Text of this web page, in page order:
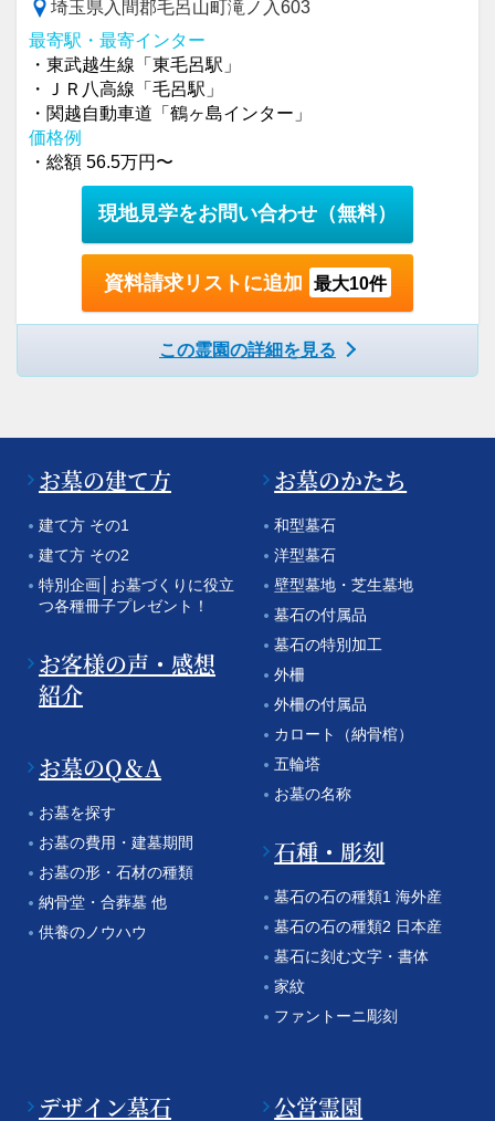
埼玉県入間郡毛呂山町滝ノ入603
最寄駅・最寄インター
・東武越生線「東毛呂駅」
・ＪＲ八高線「毛呂駅」
・関越自動車道「鶴ヶ島インター」
価格例
・総額 56.5万円〜
現地見学をお問い合わせ （無料）
資料請求リストに追加 最大10件
この霊園の詳細を見る
お墓の建て方
建て方 その1
建て方 その2
特別企画│お墓づくりに役立
つ各種冊子プレゼント！
お客様の声・感想
紹介
お墓のQ＆A
お墓を探す
お墓の費用・建墓期間
お墓の形・石材の種類
納骨堂・合葬墓 他
供養のノウハウ
お墓のかたち
和型墓石
洋型墓石
壁型墓地・芝生墓地
墓石の付属品
墓石の特別加工
外柵
外柵の付属品
カロート（納骨棺）
五輪塔
お墓の名称
石種・彫刻
墓石の石の種類1 海外産
墓石の石の種類2 日本産
墓石に刻む文字・書体
家紋
ファントーニ彫刻
デザイン墓石 公営霊園